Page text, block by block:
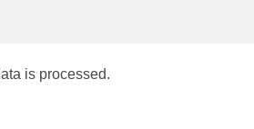
is processed.